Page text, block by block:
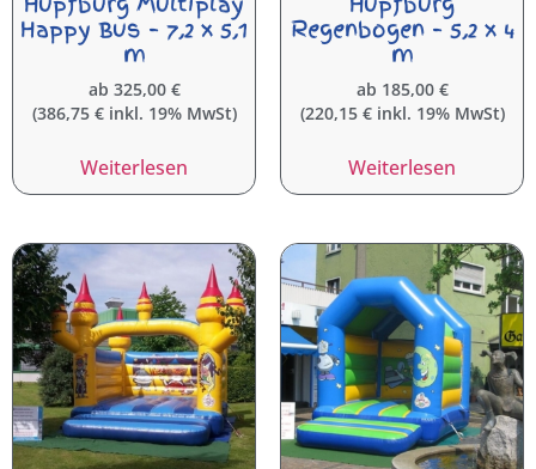
Happy Bus – 7,2 x 5,1
m
ab 325,00 €
(386,75 €inkl. 19% MwSt)
Weiterlesen
Regenbogen – 5,2 x 4
m
ab 185,00 €
(220,15 €inkl. 19% MwSt)
Weiterlesen